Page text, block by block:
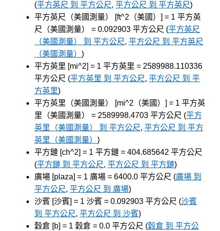
(平方英尺 到 平方公尺, 平方公尺 到 平方英尺)
平方英尺（美國測量） [ft^2（美國）] = 1 平方英
尺（美國測量） = 0.092903 平方公尺 (平方英尺
（美國測量） 到 平方公尺, 平方公尺 到 平方英尺
（美國測量） )
平方英里 [mi^2] = 1 平方英里 = 2589988.110336
平方公尺 (平方英里 到 平方公尺, 平方公尺 到 平
方英里)
平方英里（美國測量） [mi^2（美國）] = 1 平方英
里（美國測量） = 2589998.4703 平方公尺 (平方
英里（美國測量） 到 平方公尺, 平方公尺 到 平方
英里（美國測量） )
平方鏈 [ch^2] = 1 平方鏈 = 404.685642 平方公尺
(平方鏈 到 平方公尺, 平方公尺 到 平方鏈)
廣場 [plaza] = 1 廣場 = 6400.0 平方公尺 (廣場 到
平方公尺, 平方公尺 到 廣場)
沙賓 [沙賓] = 1 沙賓 = 0.092903 平方公尺 (沙賓
到 平方公尺, 平方公尺 到 沙賓)
穀倉 [b] = 1 穀倉 = 0.0 平方公尺 (穀倉 到 平方公